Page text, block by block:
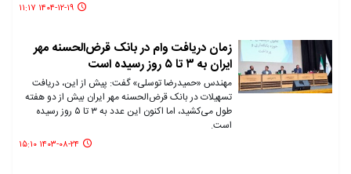
۱۴۰۴-۱۲-۱۹ ۱۱:۱۷
زمان دریافت وام در بانک قرض‌الحسنه مهر
ایران به ۳ تا ۵ روز رسیده است
مهندس «حمیدرضا توسلی» گفت: پیش از این، دریافت
تسهیلات در بانک قرض‌الحسنه مهر ایران بیش از دو هفته
طول می‌کشید، اما اکنون این عدد به ۳ تا ۵ روز رسیده
است.
۱۴۰۳-۰۸-۲۴ ۱۵:۱۰